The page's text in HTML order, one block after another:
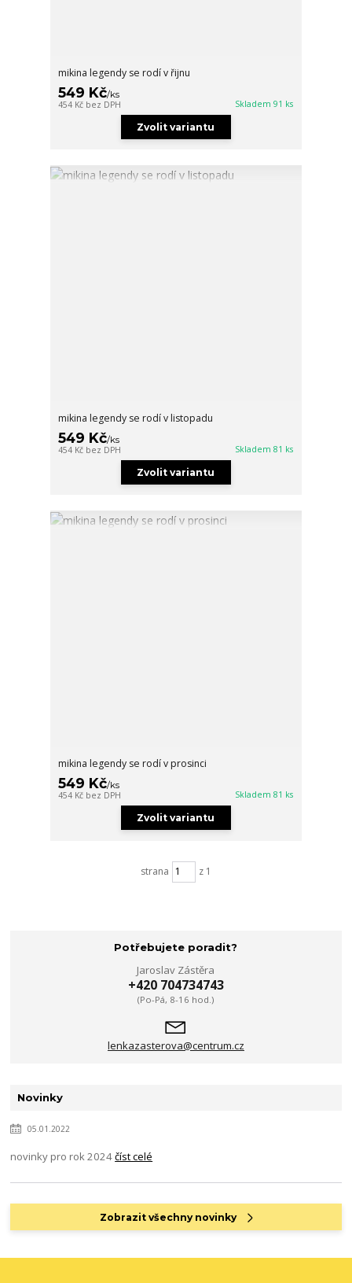
mikina legendy se rodí v řijnu
549 Kč/ks
454 Kč bez DPH Skladem 91 ks
Zvolit variantu
mikina legendy se rodí v listopadu
549 Kč/ks
454 Kč bez DPH Skladem 81 ks
Zvolit variantu
mikina legendy se rodí v prosinci
549 Kč/ks
454 Kč bez DPH Skladem 81 ks
Zvolit variantu
strana z 1
Potřebujete poradit?
Jaroslav Zástěra
+420 704734743
(Po-Pá, 8-16 hod.)
lenkazasterova@centrum.cz
Novinky
05.01.2022
novinky pro rok 2024číst celé
Zobrazit všechny novinky